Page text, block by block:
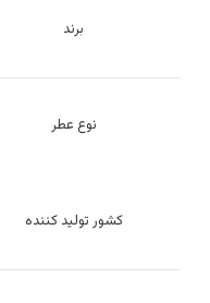
برند
نوع عطر
کشور تولید کننده